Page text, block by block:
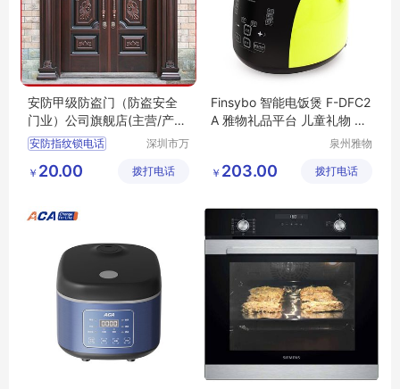
安防甲级防盗门（防盗安全
门业）公司旗舰店(主营/产
品)
安防指纹锁电话
安防智能锁厂家
安防智能锁官网维修
深圳市万
务有限公
￥ 20.00 拨打电话
Finsybo 智能电饭煲 F-DFC2
A 雅物礼品平台 儿童礼物 MY
泉州雅物
公司
￥ 203.00 拨打电话